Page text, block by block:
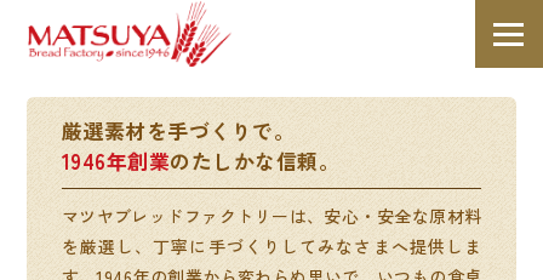
厳選素材を手づくりで。
1946年創業のたしかな信頼。
マツヤブレッドファクトリーは、安心・安全な原材料
を厳選し、丁寧に手づくりしてみなさまへ提供しま